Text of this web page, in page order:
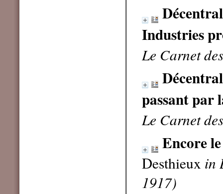
Industries
Le Carnet
passant par
Le Carnet
Encore
Desthieux in
1917)